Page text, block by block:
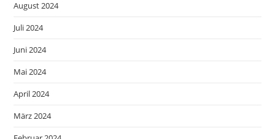
August 2024
Juli 2024
Juni 2024
Mai 2024
April 2024
März 2024